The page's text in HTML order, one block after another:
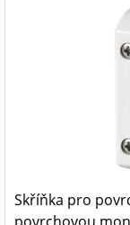
Skříňka pro